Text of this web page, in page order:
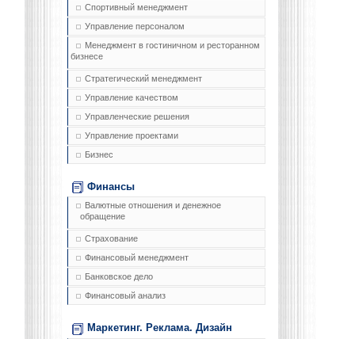
Спортивный менеджмент
Управление персоналом
Менеджмент в гостиничном и ресторанном
бизнесе
Стратегический менеджмент
Управление качеством
Управленческие решения
Управление проектами
Бизнес
Финансы
Валютные отношения и денежное
обращение
Страхование
Финансовый менеджмент
Банковское дело
Финансовый анализ
Маркетинг. Реклама. Дизайн